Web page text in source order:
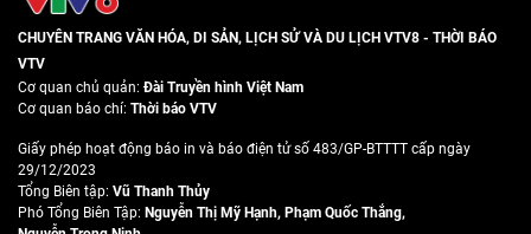
CHUYÊN TRANG VĂN HÓA, DI SẢN, LỊCH SỬ VÀ DU LỊCH VTV8 - THỜI BÁO
VTV
Cơ quan chủ quản:Đài Truyền hình Việt Nam
Cơ quan báo chí: Thời báo VTV
Giấy phép hoạt động báo in và báo điện tử số 483/GP-BTTTT cấp ngày
29/12/2023
Tổng Biên tập: Vũ Thanh Thủy
Phó Tổng Biên Tập: Nguyễn Thị Mỹ Hạnh, Phạm Quốc Thắng,